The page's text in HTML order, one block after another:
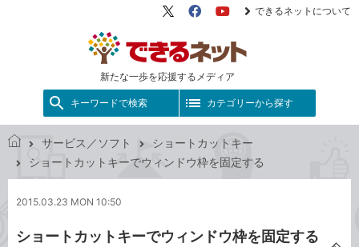
新たな一歩を応援するメディア
X（旧
FacebookYouTube
できるネットについて
キーワードで検索 カテゴリーから探す
ネ
ト
サービス／ソフト
ショートカットキー
ショートカットキーでウィンドウ枠を固定する
2015.03.23 MON 10:50
ショートカットキーでウィンドウ枠を固定する